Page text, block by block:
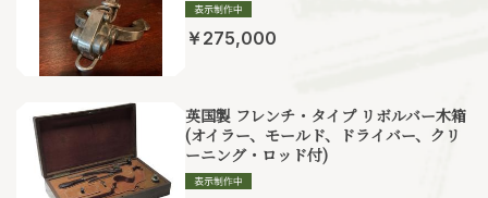
￥275,000
英国製 フレンチ・タイプ リボルバー木箱
(オイラー、モールド、ドライバー、クリ
ーニング・ロッド付)